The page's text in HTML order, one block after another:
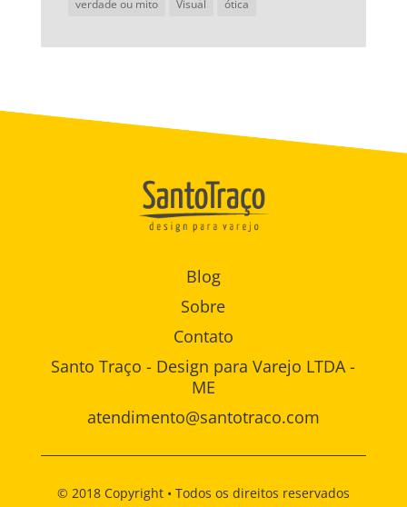
verdade ou mito
Visual ótica
Blog
Sobre
Contato
Santo Traço - Design para Varejo LTDA -
ME
atendimento@santotraco.com
© 2018 Copyright • Todos os direitos reservados